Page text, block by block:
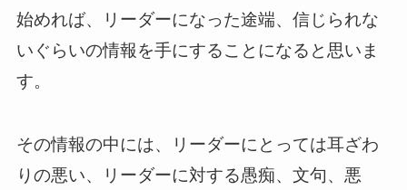
始めれば、リーダーになった途端、信じられな
いぐらいの情報を手にすることになると思いま
す。
その情報の中には、リーダーにとっては耳ざわ
りの悪い、リーダーに対する愚痴、文句、悪